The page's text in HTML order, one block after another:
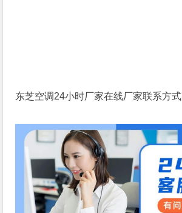
东芝空调24小时厂家在线厂家联系方式